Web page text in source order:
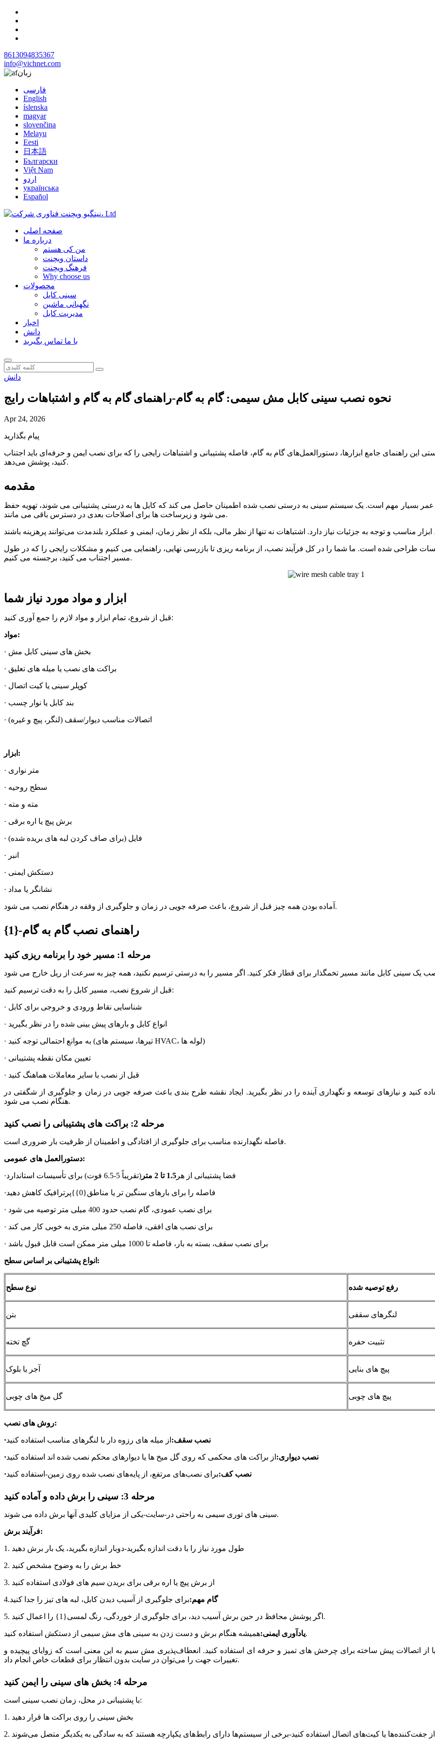
8613094835367
info@vichnet.com
زبان
فارسی
English
íslenska
magyar
slovenčina
Melayu
Eesti
日本語
Български
Việt Nam
اردو
українська
Español
صفحه اصلی
درباره ما
من کی هستم
داستان ویچنت
فرهنگ ویچنت
Why choose us
محصولات
سینی کابل
نگهبانی ماشین
مدیریت کابل
اخبار
دانش
با ما تماس بگیرید
دانش
نحوه نصب سینی کابل مش سیمی: گام به گام-راهنمای گام به گام و اشتباهات رایج
Apr 24, 2026
پیام بگذارید
این راهنمای جامع ابزارها، دستورالعمل‌های گام به گام، فاصله پشتیبانی و اشتباهات رایجی را که برای نصب ایمن و حرفه‌ای باید اجتناب
کنید، پوشش می‌دهد.
مقدمه
بسیار مهم است. یک سیستم سینی به درستی نصب شده اطمینان حاصل می کند که کابل ها به درستی پشتیبانی می شوند، تهویه حفظ
می شود و زیرساخت ها برای اصلاحات بعدی در دسترس باقی می مانند.
طراحی شده است. ما شما را در کل فرآیند نصب، از برنامه ریزی تا بازرسی نهایی، راهنمایی می کنیم و مشکلات رایجی را که در طول
مسیر اجتناب می کنید، برجسته می کنیم.
ابزار و مواد مورد نیاز شما
قبل از شروع، تمام ابزار و مواد لازم را جمع آوری کنید:
مواد:
· بخش های سینی کابل مش
· براکت های نصب یا میله های تعلیق
· کوپلر سینی یا کیت اتصال
· بند کابل یا نوار چسب
· اتصالات مناسب دیوار/سقف (لنگر، پیچ و غیره)
ابزار:
· متر نواری
· سطح روحیه
· مته و مته
· برش پیچ یا اره برقی
· فایل (برای صاف کردن لبه های بریده شده)
· انبر
· دستکش ایمنی
· نشانگر یا مداد
آماده بودن همه چیز قبل از شروع، باعث صرفه جویی در زمان و جلوگیری از وقفه در هنگام نصب می شود.
راهنمای نصب گام به گام-{1}
مرحله 1: مسیر خود را برنامه ریزی کنید
قبل از شروع نصب، مسیر کابل را به دقت ترسیم کنید:
· شناسایی نقاط ورودی و خروجی برای کابل
· انواع کابل و بارهای پیش بینی شده را در نظر بگیرید
· به موانع احتمالی توجه کنید (تیرها، سیستم های HVAC، لوله ها)
· تعیین مکان نقطه پشتیبانی
· قبل از نصب با سایر معاملات هماهنگ کنید
کنید و نیازهای توسعه و نگهداری آینده را در نظر بگیرید. ایجاد نقشه طرح بندی باعث صرفه جویی در زمان و جلوگیری از شگفتی در
هنگام نصب می شود.
مرحله 2: براکت های پشتیبانی را نصب کنید
فاصله نگهدارنده مناسب برای جلوگیری از افتادگی و اطمینان از ظرفیت بار ضروری است.
دستورالعمل های عمومی:
·فضا پشتیبانی از هر 1.5 تا 2 متر (تقریباً 5-6.5 فوت) برای تأسیسات استاندارد
·فاصله را برای بارهای سنگین تر یا مناطق{0}}پرترافیک کاهش دهید
· برای نصب عمودی، گام نصب حدود 400 میلی متر توصیه می شود
· برای نصب های افقی، فاصله 250 میلی متری به خوبی کار می کند
· برای نصب سقف، بسته به بار، فاصله تا 1000 میلی متر ممکن است قابل قبول باشد
انواع پشتیبانی بر اساس سطح:
نوع سطح رفع توصیه شده
بتن لنگرهای سقفی
گچ تخته تثبیت حفره
آجر یا بلوک پیچ های بنایی
گل میخ های چوبی پیچ های چوبی
روش های نصب:
· نصب سقف: از میله های رزوه دار با لنگرهای مناسب استفاده کنید
· نصب دیواری: از براکت های محکمی که روی گل میخ ها یا دیوارهای محکم نصب شده اند استفاده کنید
· نصب کف:برای نصب‌های مرتفع، از پایه‌های نصب شده روی زمین-استفاده کنید
مرحله 3: سینی را برش داده و آماده کنید
سینی های توری سیمی به راحتی در-سایت-یکی از مزایای کلیدی آنها برش داده می شوند.
فرآیند برش:
1. طول مورد نیاز را با دقت اندازه بگیرید-دوبار اندازه بگیرید، یک بار برش دهید
2. خط برش را به وضوح مشخص کنید
3. از برش پیچ یا اره برقی برای بریدن سیم های فولادی استفاده کنید
4. گام مهم:برای جلوگیری از آسیب دیدن کابل، لبه های تیز را جدا کنید
5. اگر پوشش محافظ در حین برش آسیب دید، برای جلوگیری از خوردگی، رنگ لمسی{1} را اعمال کنید.
یادآوری ایمنی:همیشه هنگام برش و دست زدن به سینی های مش سیمی از دستکش استفاده کنید.
یا از اتصالات پیش ساخته برای چرخش های تمیز و حرفه ای استفاده کنید. انعطاف‌پذیری مش سیم به این معنی است که زوایای پیچیده و
تغییرات جهت را می‌توان در سایت بدون انتظار برای قطعات خاص انجام داد.
مرحله 4: بخش های سینی را ایمن کنید
با پشتیبانی در محل، زمان نصب سینی است:
1. بخش سینی را روی براکت ها قرار دهید
از جفت‌کننده‌ها یا کیت‌های اتصال استفاده کنید-برخی از سیستم‌ها دارای رابط‌های یکپارچه هستند که به سادگی به یکدیگر متصل می‌شوند